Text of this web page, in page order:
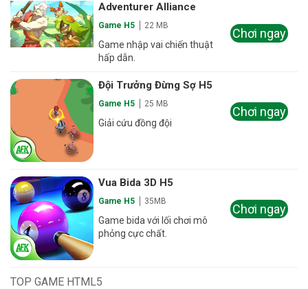
Adventurer Alliance
Game H5 22 MB
Game nhập vai chiến thuật
hấp dẫn.
Chơi ngay
Đội Trưởng Đừng Sợ H5
Game H5 25 MB
Giải cứu đồng đội
Chơi ngay
Vua Bida 3D H5
Game H5 35MB
Game bida với lối chơi mô
phỏng cực chất.
Chơi ngay
TOP GAME HTML5